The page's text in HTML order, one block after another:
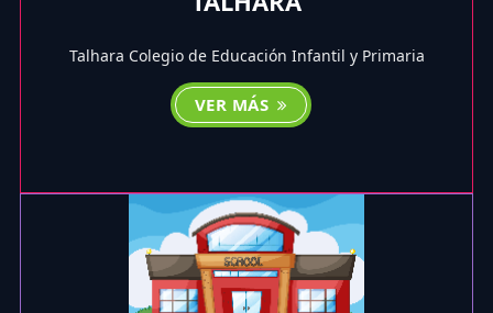
Talhara Colegio de Educación Infantil y Primaria
VER MÁS